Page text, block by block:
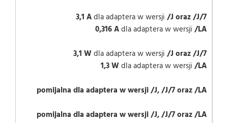
3,1 Adla adaptera w wersji /J oraz /J/7
0,316 Adla adaptera w wersji /LA
3,1 Wdla adaptera w wersji /J oraz /J/7
1,3 Wdla adaptera w wersji /LA
pomijalna dla adaptera w wersji /J, /J/7 oraz /LA
pomijalna dla adaptera w wersji /J, /J/7 oraz /LA